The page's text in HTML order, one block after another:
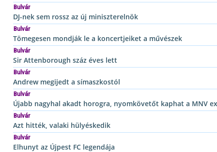
Bulvár
DJ-nek sem rossz az új miniszterelnök
Bulvár
Tömegesen mondják le a koncertjeiket a művészek
Bulvár
Sir Attenborough száz éves lett
Bulvár
Andrew megijedt a símaszkostól
Bulvár
Újabb nagyhal akadt horogra, nyomkövetőt kaphat a MNV
Bulvár
Azt hitték, valaki hülyéskedik
Bulvár
Elhunyt az Újpest FC legendája